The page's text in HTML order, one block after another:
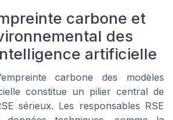
carbone et
des
artificielle
carbone des modèles
constitue un pilier central de
sérieux. Les responsables RSE